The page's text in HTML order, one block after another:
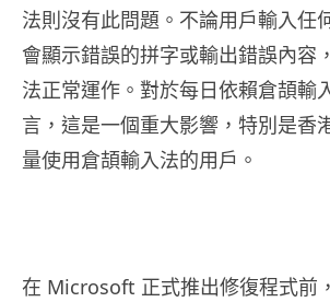
法則沒有此問題。不論用戶輸入任
會顯示錯誤的拼字或輸出錯誤內容
法正常運作。對於每日依賴倉頡輸
言，這是一個重大影響，特別是香
量使用倉頡輸入法的用戶。
在 Microsoft 正式推出修復程式前